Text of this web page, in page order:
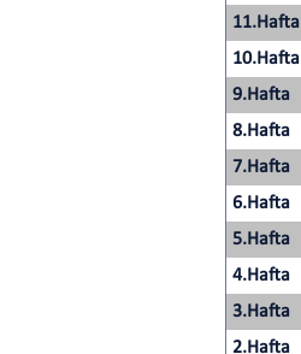
11.Hafta
10.Hafta
9.Hafta
8.Hafta
7.Hafta
6.Hafta
5.Hafta
4.Hafta
3.Hafta
2.Hafta